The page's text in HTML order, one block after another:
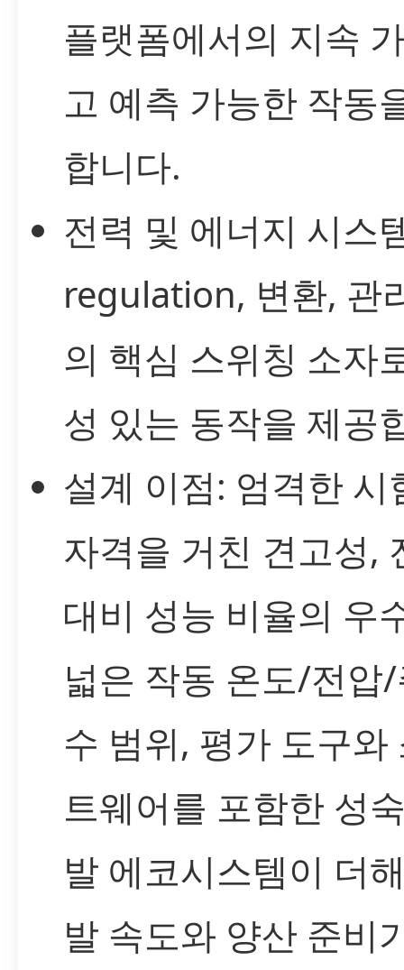
플랫폼에서의 지속
고 예측 가능한 작동
합니다.
전력 및 에너지 시스
regulation, 변환, 관
의 핵심 스위칭 소자
성 있는 동작을 제공
설계 이점: 엄격한 시
자격을 거친 견고성,
대비 성능 비율의 우
넓은 작동 온도/전압
수 범위, 평가 도구와
트웨어를 포함한 성
발 에코시스템이 더
발 속도와 양산 준비